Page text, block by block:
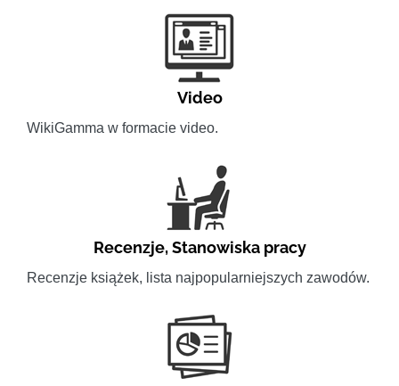
Video
WikiGamma w formacie video.
Recenzje,Stanowiska pracy
Recenzje książek, lista najpopularniejszych zawodów.